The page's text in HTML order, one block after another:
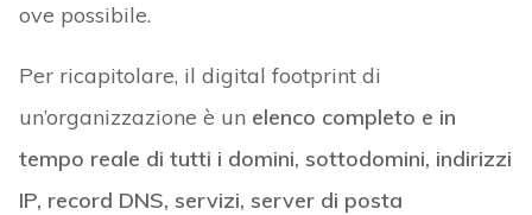
ove possibile.
Per ricapitolare, il digital footprint di
un’organizzazione è un elenco completo e in
tempo reale di tutti i domini, sottodomini, indirizzi
IP, record DNS, servizi, server di posta